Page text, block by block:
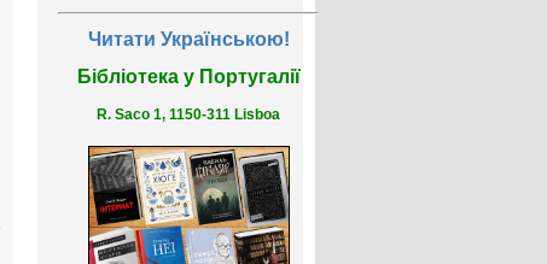
Читати Українською!
Бібліотека у Португалії
R. Saco 1, 1150-311 Lisboa